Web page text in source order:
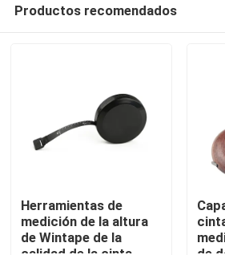
Hogar
Productos
Sobre nosotros
Productos recomendados
Herramientas de
medición de la altura
de Wintape de la